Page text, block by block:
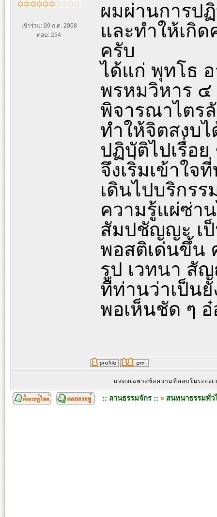
เข้าร่วม: 09 ก.ค. 2008
ตอบ: 254
ผมผ่านการป
และทำให้เกิ
ครับ
ได้แก่ พุทโธ
พรหมวิหาร ๔
พิจารณาไตร
ทำให้จิตสงบ
ปฏิบัติไปเรื่อ
จึงเริ่มเข้าใจ
เดินไปบริกร
ความรู้แผ่ซ่า
สัมปชัญญะ เ
พอสติเด่นขึ้น
รูป เวทนา สั
ที่ท่านว่าเป็นยั
พอเห็นชัด ๆ อ๋
แสดงเฉพาะข้อความที่ตอบในระยะ
:: ลานธรรมจักร :: » สนทนาธรรมทั่ว